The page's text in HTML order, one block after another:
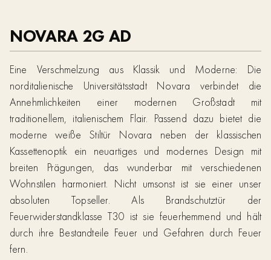
NOVARA 2G AD
Eine Verschmelzung aus Klassik und Moderne: Die
norditalienische Universitätsstadt Novara verbindet die
Annehmlichkeiten einer modernen Großstadt mit
traditionellem, italienischem Flair. Passend dazu bietet die
moderne weiße Stiltür Novara neben der klassischen
Kassettenoptik ein neuartiges und modernes Design mit
breiten Prägungen, das wunderbar mit verschiedenen
Wohnstilen harmoniert. Nicht umsonst ist sie einer unser
absoluten Topseller. Als Brandschutztür der
Feuerwiderstandklasse T30 ist sie feuerhemmend und hält
durch ihre Bestandteile Feuer und Gefahren durch Feuer
fern.